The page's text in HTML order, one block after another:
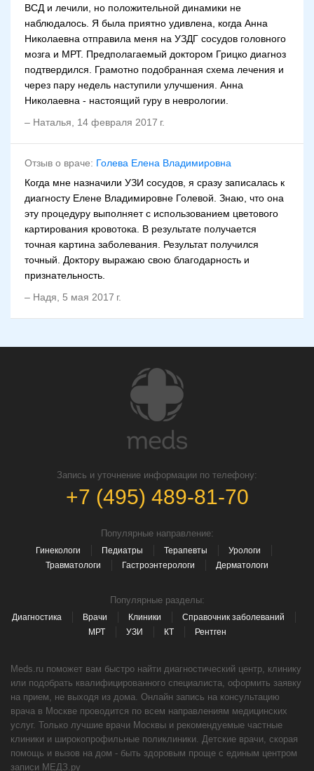
ВСД и лечили, но положительной динамики не
наблюдалось. Я была приятно удивлена, когда Анна
Николаевна отправила меня на УЗДГ сосудов головного
мозга и МРТ. Предполагаемый доктором Грицко диагноз
подтвердился. Грамотно подобранная схема лечения и
через пару недель наступили улучшения. Анна
Николаевна - настоящий гуру в неврологии.
– Наталья 14 февраля 2017 г.
Отзыв о враче: Голева Елена Владимировна
Когда мне назначили УЗИ сосудов, я сразу записалась к
диагносту Елене Владимировне Голевой. Знаю, что она
эту процедуру выполняет с использованием цветового
картирования кровотока. В результате получается
точная картина заболевания. Результат получился
точный. Доктору выражаю свою благодарность и
признательность.
– Надя 5 мая 2017 г.
Запись и уточнение информации по телефону:
+7 (495) 489-81-70
Популярные направление:
Гинекологи Педиатры Терапевты
Урологи
Травматологи
Гастроэнтерологи Дерматологи
Популярные разделы:
Диагностика Врачи Клиники
Справочник заболеваний
МРТ
УЗИ КТ Рентген
Meds.ru поможет вам быстро найти диагностический центр, клинику
или подобрать квалифицированного специалиста, оформить заявку
на прием, не выходя из дома. Онлайн запись на консультацию
врача в Москве проводится по всем направлениям медицинских
услуг. Только лучшие врачи Москвы и рекомендуемые частные
клиники и широкопрофильные поликлиники. Детские врачи, скорая
помощь и вызов на дом - быть здоровым проще с единым центром
записи МЕДЗ.ру